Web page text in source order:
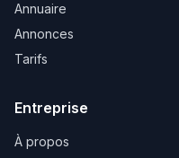
Annuaire
Annonces
Tarifs
Entreprise
À propos